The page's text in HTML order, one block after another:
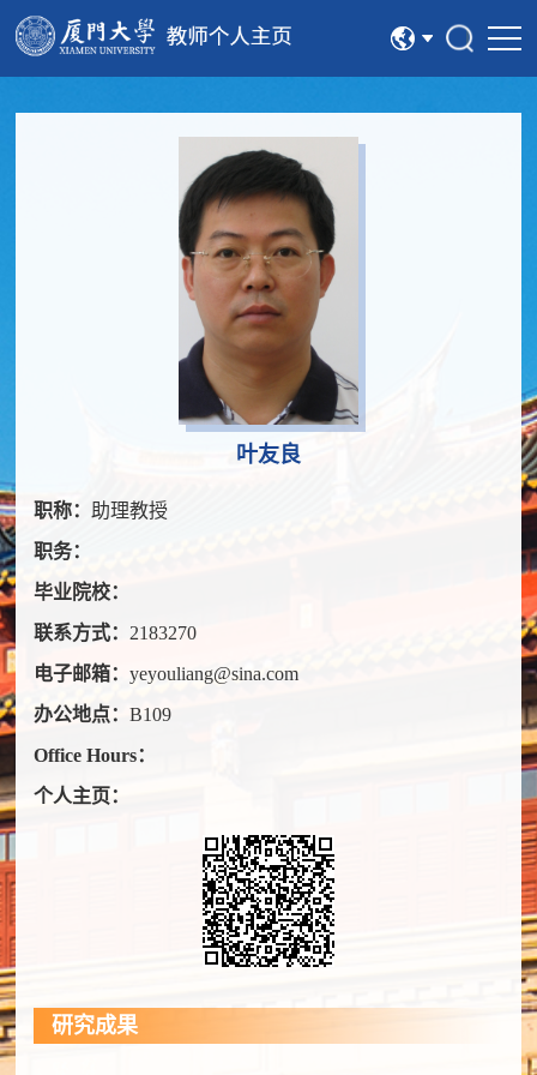
叶友良
职称： 助理教授
职务：
毕业院校：
联系方式： 2183270
电子邮箱：yeyouliang@sina.com
办公地点：B109
Office Hours：
个人主页：
研究成果